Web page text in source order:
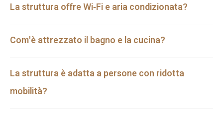
La struttura offre Wi‑Fi e aria condizionata?
Com'è attrezzato il bagno e la cucina?
La struttura è adatta a persone con ridotta
mobilità?